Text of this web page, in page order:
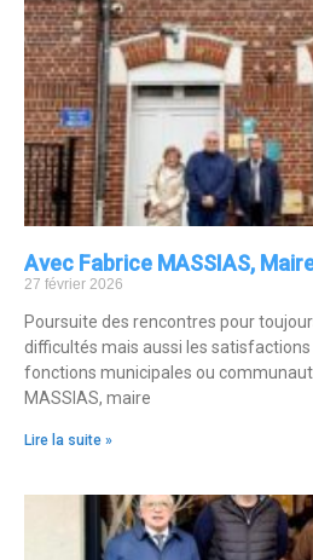
Avec Fabrice MASSIAS,
27 février 2026
Poursuite des rencontres pour
difficultés mais aussi les satisfactions
fonctions municipales ou
MASSIAS, maire
Lire la suite »